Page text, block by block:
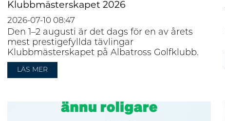
Klubbmästerskapet 2026
2026-07-10 08:47
Den 1–2 augusti är det dags för en av årets
mest prestigefyllda tävlingar
Klubbmästerskapet på Albatross Golfklubb.
LÄS MER